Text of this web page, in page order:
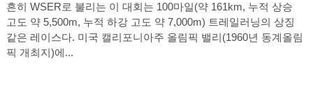
흔히 WSER로 불리는 이 대회는 100마일(약 161km, 누적 상승
고도 약 5,500m, 누적 하강 고도 약 7,000m) 트레일러닝의 상징
같은 레이스다. 미국 캘리포니아주 올림픽 밸리(1960년 동계올림
픽 개최지)에...